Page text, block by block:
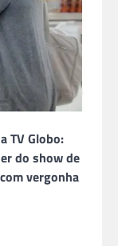
TV Globo:
do show de
vergonha